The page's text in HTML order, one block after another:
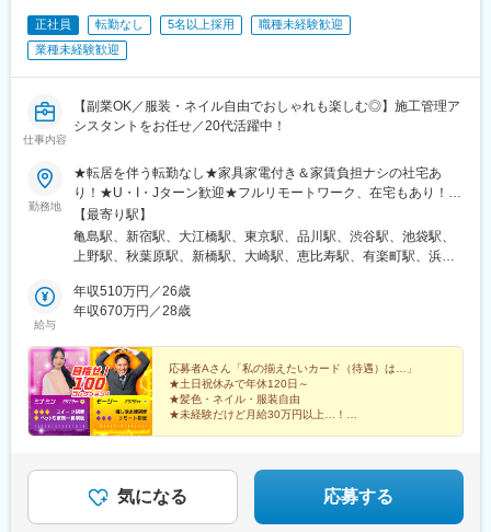
崎駅、諫早駅、早岐駅、大三東駅、二重橋前駅、上野広小路駅、
高輪ゲートウェイ駅、新宿御苑前駅、新橋駅、池袋駅、牛田駅(東
京都)、秋葉原駅、神泉駅、蔵前駅、とうきょうスカイツリー駅、
西日暮里駅、新日本橋駅、浜松町駅、日比谷駅、高島町駅、桜木
町駅、伊勢佐木長者町駅、江ノ島駅、由比ケ浜駅、川崎駅、日本
大通り駅、早雲山駅、千葉駅、舞浜駅、西船橋駅、成田駅、京成
船橋駅、初富駅、中浦和駅、春日部駅、東武日光駅、今市駅、中
鉄)、鴫野駅、大阪難波駅、大阪上本町駅、新今宮駅、大阪ビジネ
スパーク駅、四ツ橋駅、公園東口駅、本町駅、山陽姫路駅、三宮
駅(神戸市営)、みなと元町駅、鳴尾・武庫川女子大前駅、中山観音
駅、宝塚南口駅、嵐電嵯峨駅、嵯峨嵐山駅、京都河原町駅、丸太
町駅(京都市営)、山科駅、宇治駅(京阪線)、四条駅(京都市営)、八
津京駅、田中口駅、名鉄名古屋駅、久屋大通駅、東別院駅、新豊
橋駅、大曽根駅、大須観音駅、浅間町駅、伊勢市駅、中之郷駅、
松駅、新静岡駅、古庄駅、吉原本町駅、祇園駅(福岡県)、九州鉄道
記念館駅、西鉄福岡駅、香椎駅、西鉄千早駅、二日市駅、呉服町
駅(福岡県)、高見橋駅、鹿児島駅前駅、中洲通駅、熊本駅前駅、人
吉温泉駅、市立体育館前駅、日田市役所前駅、五島町駅、ハウス
テンボス駅、京橋駅(東京都)、御徒町駅、泉岳寺駅、東新宿駅、築
曳舟駅、西日暮里駅(舎人ライナー)、竹橋駅、御成門駅、銀座駅、
横浜駅、馬車道駅、湘南江の島駅、石川町駅、中強羅駅、リゾー
トゲートウェイ・ステーション駅、東海神駅、三俣駅、大阪駅、
正社員 転勤なし 5名以上採用
職種未経験歓迎
業種未経験歓迎
仕事内容
【副業OK／服装・ネイル自由でおしゃれも楽しむ◎】施工管理ア
シスタントをお任せ／20代活躍中！
勤務地
★転居を伴う転勤なし★家具家電付き＆家賃負担ナシの社宅あ
り！★U・I・Jターン歓迎★フルリモートワーク、在宅もあり！★
マイカー通勤OK全国47都道府県の中から、あなたが希望する好き
な地域で働けます！■北海道・東北北海道・青森県・秋田県・岩手
県・宮城県・山形県・福島県■関東東京都・神奈川県・千葉県・埼
山県・石川県・福井県・岐阜県・静岡県・愛知県■近畿三重県・滋
賀県・京都府・大阪府・兵庫県・奈良県・和歌山県■中国鳥取県・
高知県■九州福岡県・佐賀県・長崎県・熊本県・大分県・宮崎県・
鹿児島県・沖縄県※受動喫煙対策：あり※今後も各地域に続々と拠
点をOPENしていきます！＼働く場所は、あなたファーストで♪／
多彩な企業との取引がある当社では、働く場所も働き方も、自由
度は高め！一人ひとりの働く想いに寄り添いながら、理想的な働
【最寄り駅】
亀島駅、新宿駅、大江橋駅、東京駅、品川駅、渋谷駅、池袋駅、
上野駅、秋葉原駅、新橋駅、大崎駅、恵比寿駅、有楽町駅、浜松
野駅(東京都)、高円寺駅、阿佐ケ谷駅、荻窪駅、吉祥寺駅、三鷹
駅、武蔵境駅、国分寺駅、立川駅、八王子駅、高尾駅(東京都)、町
都)、錦糸町駅、両国駅、押上駅、豊洲駅、赤羽駅、王子駅、成増
駅、蒲田駅、羽田空港第１ターミナル駅(東京モノレール・ＪＡＬ
利用)、横浜駅、桜木町駅、関内駅、石川町駅、新横浜駅、大倉山
駅(神奈川県)、日吉駅(神奈川県)、綱島駅、武蔵小杉駅、川崎駅、
京急川崎駅、溝の口駅、登戸駅、向ケ丘遊園駅、大船駅、鎌倉
(神奈川県)、大和駅(神奈川県)、茅ケ崎駅、大宮駅(埼玉県)、さい
たま新都心駅、浦和駅、南浦和駅、武蔵浦和駅、川越駅、本川越
給与
年収510万円／26歳
年収670万円／28歳
応募者Aさん「私の揃えたいカード（待遇）は…」
★土日祝休みで年休120日～
★髪色・ネイル・服装自由
★未経験だけど月給30万円以上…！
まずは当社を見ていきませんか？」
気になる 応募する